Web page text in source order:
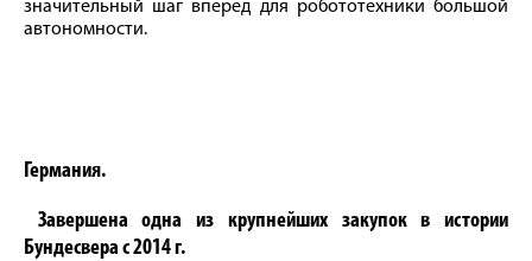
значительный шаг вперед для робототехники большой
автономности.
Германия.
Завершена одна из крупнейших закупок в истории
Бундесвера с 2014 г.